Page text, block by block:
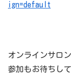
ign=default
オンラインサロ
参加もお待ちし